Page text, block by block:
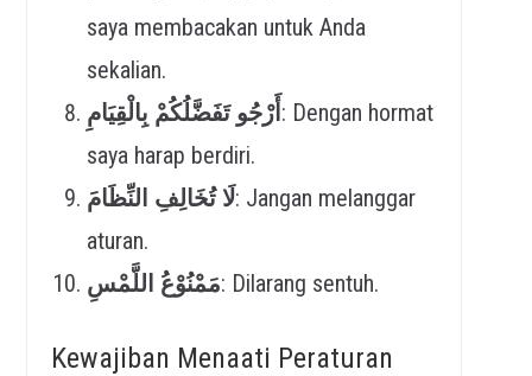
saya membacakan untuk Anda
sekalian.
أَرْجُو تَفَضَّلُكُمْ بِالْقِيَامِ : Dengan hormat
saya harap berdiri.
لَا تُخَالِفِ النِّظَامَ: Jangan melanggar
aturan.
مَمْنُوْعُ اللَّمْسِ: Dilarang sentuh.
Kewajiban Menaati Peraturan